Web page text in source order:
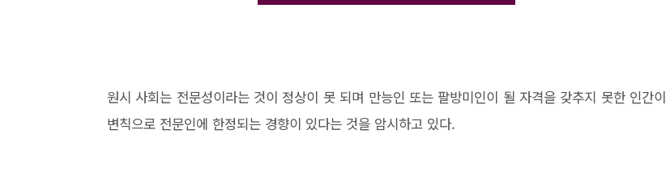
원시 사회는 전문성이라는 것이 정상이 못 되며 만능인 또는 팔방미인이 될 자격을 갖추지 못한 인간이
변칙으로 전문인에 한정되는 경향이 있다는 것을 암시하고 있다.